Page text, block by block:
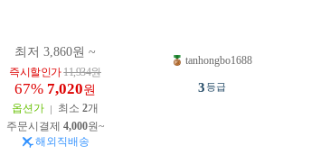
최저 3,860원 ~
즉시할인가11,934원
67% 7,020원
옵션가 최소 2개
주문시결제 4,000원~
해외직배송
tanhongbo1688
3등급